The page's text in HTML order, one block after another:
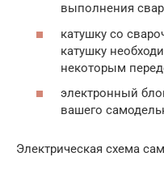
выполнения
катушку со
катушку
некоторым
электронный
вашего
Электрическая схема